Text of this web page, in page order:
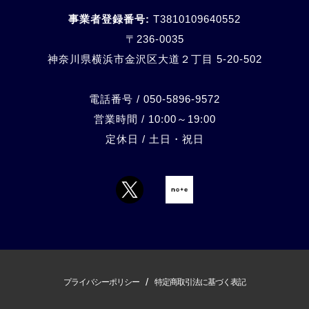
事業者登録番号: T3810109640552
〒236-0035
神奈川県横浜市金沢区大道２丁目 5-20-502
電話番号 / 050-5896-9572
営業時間 / 10:00～19:00
定休日 / 土日・祝日
プライバシーポリシー / 特定商取引法に基づく表記